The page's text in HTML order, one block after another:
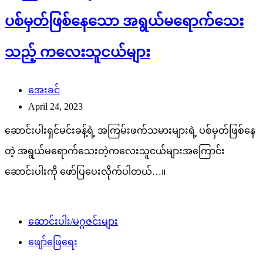
ပစ်မှတ်ဖြစ်နေသော အရွယ်မရောက်သေး
သည့် ကလေးသူငယ်များ
အေးခင်
April 24, 2023
ဆောင်းပါးရှင်မင်းခန့်ရဲ့ အကြမ်းဖက်သမားများရဲ့ ပစ်မှတ်ဖြစ်နေ
တဲ့ အရွယ်မရောက်သေးတဲ့ကလေးသူငယ်များအကြောင်း
ဆောင်းပါးကို ဖော်ပြပေးလိုက်ပါတယ်…။
ဆောင်းပါး/မဂ္ဂဇင်းများ
ဖျော်ဖြေရေး